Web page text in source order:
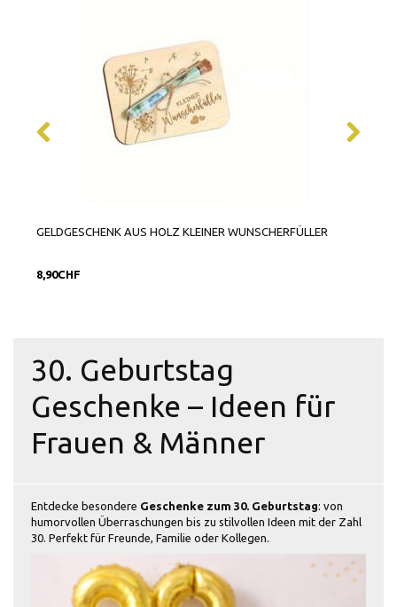
GELDGESCHENK AUS HOLZ KLEINER WUNSCHERFÜLLER
8,90CHF
30. Geburtstag
Geschenke – Ideen für
Frauen & Männer
Entdecke besondere Geschenke zum 30. Geburtstag: von
humorvollen Überraschungen bis zu stilvollen Ideen mit der Zahl
30. Perfekt für Freunde, Familie oder Kollegen.